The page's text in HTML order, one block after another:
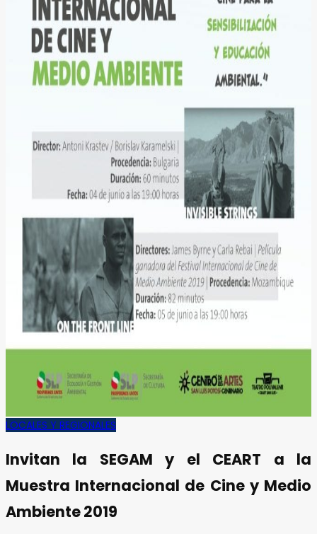
LOCALES Y REGIONALES
Invitan la SEGAM y el CEART a la
Muestra Internacional de Cine y Medio
Ambiente 2019